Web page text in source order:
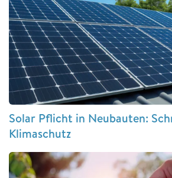
Solar Pflicht in Neubauten:
Klimaschutz